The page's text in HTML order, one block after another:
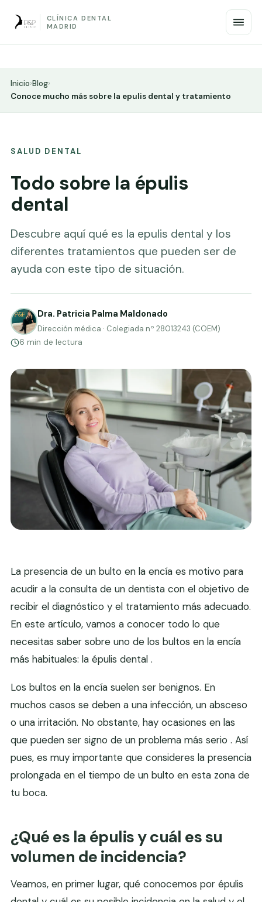
CLÍNICA DENTAL
MADRID
Inicio›Blog›
Conoce mucho más sobre la epulis dental y tratamiento
SALUD DENTAL
Todo sobre la épulis
dental
Descubre aquí qué es la epulis dental y los
diferentes tratamientos que pueden ser de
ayuda con este tipo de situación.
Dra. Patricia Palma Maldonado
Dirección médica · Colegiada nº 28013243 (COEM)
6 min de lectura
La presencia de un bulto en la encía es motivo para
acudir a la consulta de un dentista con el objetivo de
recibir el diagnóstico y el tratamiento más adecuado.
En este artículo, vamos a conocer todo lo que
necesitas saber sobre uno de los bultos en la encía
más habituales: la épulis dental .
Los bultos en la encía suelen ser benignos. En
muchos casos se deben a una infección, un absceso
o una irritación. No obstante, hay ocasiones en las
que pueden ser signo de un problema más serio . Así
pues, es muy importante que consideres la presencia
prolongada en el tiempo de un bulto en esta zona de
tu boca.
¿Qué es la épulis y cuál es su
volumen de incidencia?
Veamos, en primer lugar, qué conocemos por épulis